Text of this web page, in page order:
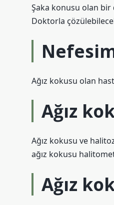
Şaka konusu olan
Doktorla
Ağız kokusu olan
Ağız
Ağız kokusu ve
ağız kokusu
Ağız